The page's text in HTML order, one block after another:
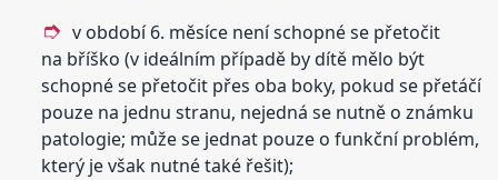
v období 6. měsíce není schopné se přetočit
na bříško (v ideálním případě by dítě mělo být
schopné se přetočit přes oba boky, pokud se přetáčí
pouze na jednu stranu, nejedná se nutně o známku
patologie; může se jednat pouze o funkční problém,
který je však nutné také řešit);